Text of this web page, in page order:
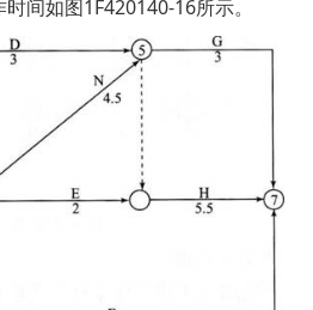
间如图1F420140-16所示。